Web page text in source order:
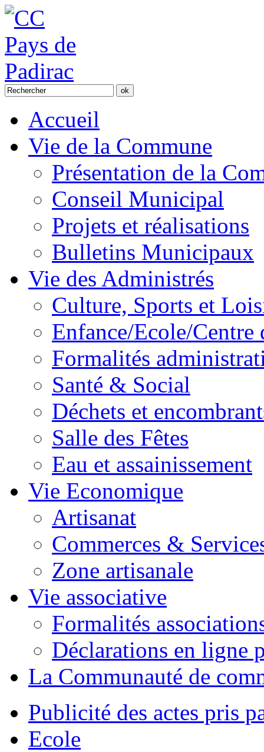
Accueil
Vie de la Commune
Présentation de la
Conseil Municipal
Projets et réalisations
Bulletins Municipaux
Vie des Administrés
Culture, Sports et
Enfance/Ecole/Centre
Formalités
Santé & Social
Déchets et
Salle des Fêtes
Eau et assainissement
Vie Economique
Artisanat
Commerces &
Zone artisanale
Vie associative
Formalités
Déclarations en ligne
La Communauté de
Publicité des actes pris
Ecole